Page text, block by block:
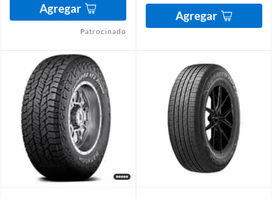
Agregar
Patrocinado
Agregar